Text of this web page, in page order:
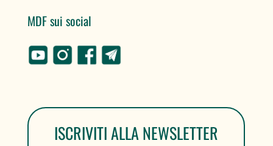
MDF sui social
ISCRIVITI ALLA NEWSLETTER